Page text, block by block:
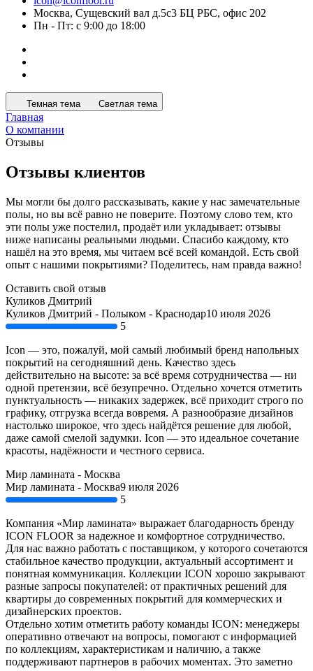
Москва, Сущевский вал д.5с3 БЦ РБС, офис 202
Пн - Пт: с 9:00 до 18:00
Темная тема Светлая тема
Главная
О компании
Отзывы
Отзывы клиентов
Мы могли бы долго рассказывать, какие у нас замечательные
полы, но вы всё равно не поверите. Поэтому слово тем, кто
эти полы уже постелил, продаёт или укладывает: отзывы
ниже написаны реальными людьми. Спасибо каждому, кто
нашёл на это время, мы читаем всё всей командой. Есть свой
опыт с нашими покрытиями? Поделитесь, нам правда важно!
Оставить свой отзыв
Куликов Дмитрий
Куликов Дмитрий - Полыком - Краснодар10 июля 2026
5
Icon — это, пожалуй, мой самый любимый бренд напольных
покрытий на сегодняшний день. Качество здесь
действительно на высоте: за всё время сотрудничества — ни
одной претензии, всё безупречно. Отдельно хочется отметить
пунктуальность — никаких задержек, всё приходит строго по
графику, отгрузка всегда вовремя. А разнообразие дизайнов
настолько широкое, что здесь найдётся решение для любой,
даже самой смелой задумки. Icon — это идеальное сочетание
красоты, надёжности и честного сервиса.
Мир ламината - Москва
Мир ламината - Москва9 июля 2026
5
Компания «Мир ламината» выражает благодарность бренду
ICON FLOOR за надежное и комфортное сотрудничество.
Для нас важно работать с поставщиком, у которого сочетаются
стабильное качество продукции, актуальный ассортимент и
понятная коммуникация. Коллекции ICON хорошо закрывают
разные запросы покупателей: от практичных решений для
квартиры до современных покрытий для коммерческих и
дизайнерских проектов.
Отдельно хотим отметить работу команды ICON: менеджеры
оперативно отвечают на вопросы, помогают с информацией
по коллекциям, характеристикам и наличию, а также
поддерживают партнеров в рабочих моментах. Это заметно